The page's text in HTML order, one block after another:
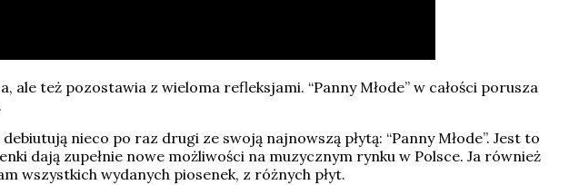
też pozostawia z wieloma refleksjami. “Panny Młode” w całości porusza
nieco po raz drugi ze swoją najnowszą płytą: “Panny Młode”. Jest to
dają zupełnie nowe możliwości na muzycznym rynku w Polsce. Ja również
wszystkich wydanych piosenek, z różnych płyt.